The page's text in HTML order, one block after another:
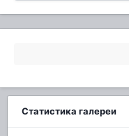
Статистика галереи